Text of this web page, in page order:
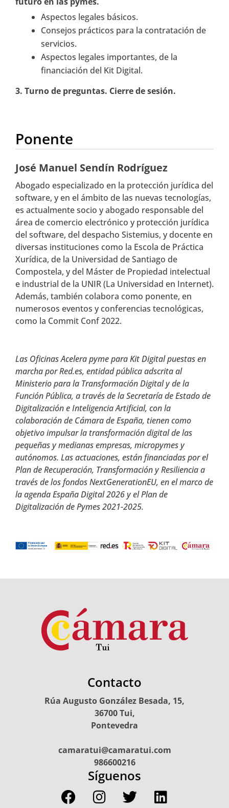
Aspectos legales básicos.
Consejos prácticos para la contratación de
servicios.
Aspectos legales importantes, de la
financiación del Kit Digital.
3. Turno de preguntas. Cierre de sesión.
Ponente
José Manuel Sendín Rodríguez
Abogado especializado en la protección jurídica del
software, y en el ámbito de las nuevas tecnologías,
es actualmente socio y abogado responsable del
área de comercio electrónico y protección jurídica
del software, del despacho Sistemius, y docente en
diversas instituciones como la Escola de Práctica
Xurídica, de la Universidad de Santiago de
Compostela, y del Máster de Propiedad intelectual
e industrial de la UNIR (La Universidad en Internet).
Además, también colabora como ponente, en
numerosos eventos y conferencias tecnológicas,
como la Commit Conf 2022.
Las Oficinas Acelera pyme para Kit Digital puestas en
marcha por Red.es, entidad pública adscrita al
Ministerio para la Transformación Digital y de la
Función Pública, a través de la Secretaría de Estado de
Digitalización e Inteligencia Artificial, con la
colaboración de Cámara de España, tienen como
objetivo impulsar la transformación digital de las
pequeñas y medianas empresas, micropymes y
autónomos. Las actuaciones, están financiadas por el
Plan de Recuperación, Transformación y Resiliencia a
través de los fondos NextGenerationEU, en el marco de
la agenda España Digital 2026 y el Plan de
Digitalización de Pymes 2021-2025.
Contacto
Rúa Augusto González Besada, 15,
36700 Tui,
Pontevedra
camaratui@camaratui.com
986600216
Síguenos